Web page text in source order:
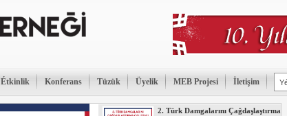
Étkinlik Konferans Tüzük Üyelik MEB Projesi İletişim
2. Türk Damgalarını Çağdaşlaştırma